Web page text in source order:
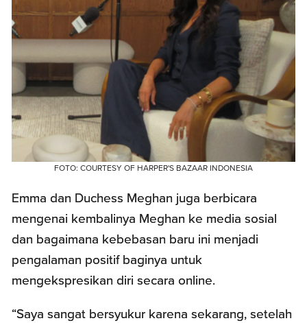
FOTO: COURTESY OF HARPER'S BAZAAR INDONESIA
Emma dan Duchess Meghan juga berbicara
mengenai kembalinya Meghan ke media sosial
dan bagaimana kebebasan baru ini menjadi
pengalaman positif baginya untuk
mengekspresikan diri secara online.
“Saya sangat bersyukur karena sekarang, setelah